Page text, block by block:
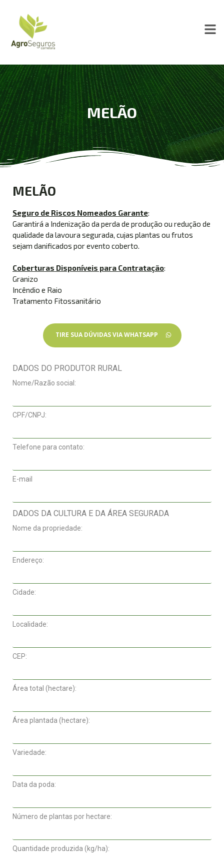
MELÃO
MELÃO
Seguro de Riscos Nomeados Garante:
Garantirá a Indenização da perda de produção ou redução de
qualidade da lavoura segurada, cujas plantas ou frutos
sejam danificados por evento coberto.
Coberturas Disponíveis para Contratação:
Granizo
Incêndio e Raio
Tratamento Fitossanitário
TIRE SUA DÚVIDAS VIA WHATSAPP
DADOS DO PRODUTOR RURAL
Nome/Razão social:
CPF/CNPJ:
Telefone para contato:
E-mail
DADOS DA CULTURA E DA ÁREA SEGURADA
Nome da propriedade:
Endereço:
Cidade:
Localidade:
CEP:
Área total (hectare):
Área plantada (hectare):
Variedade:
Data da poda:
Número de plantas por hectare:
Quantidade produzida (kg/ha):